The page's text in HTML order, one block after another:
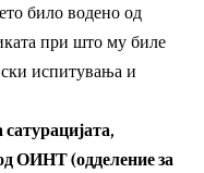
било водено од
при што му биле
испитувања и
ОИНТ (одделение за